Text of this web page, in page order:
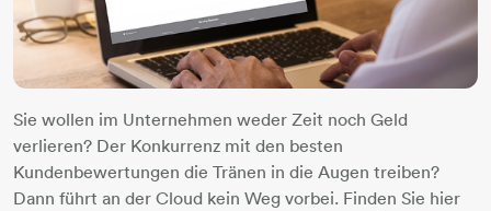
Sie wollen im Unternehmen weder Zeit noch Geld
verlieren? Der Konkurrenz mit den besten
Kundenbewertungen die Tränen in die Augen treiben?
Dann führt an der Cloud kein Weg vorbei. Finden Sie hier